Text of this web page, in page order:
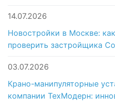
14.07.2026
Новостройки в Москве:
проверить застройщика
03.07.2026
Крано-манипуляторные
компании ТехМодерн: